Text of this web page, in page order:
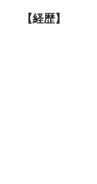
【経歴】